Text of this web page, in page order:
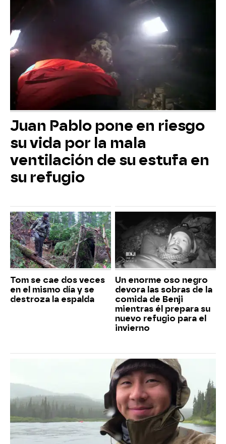
Juan Pablo pone en riesgo
su vida por la mala
ventilación de su estufa en
su refugio
Tom se cae dos veces
en el mismo día y se
destroza la espalda
Un enorme oso negro
devora las sobras de la
comida de Benji
mientras él prepara su
nuevo refugio para el
invierno